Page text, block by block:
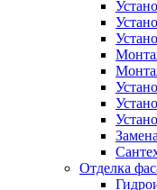
Отделка